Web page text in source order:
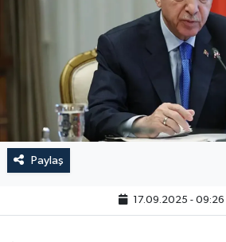
Paylaş
17.09.2025 - 09:26